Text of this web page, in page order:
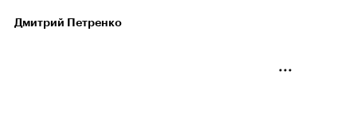
Дмитрий Петренко